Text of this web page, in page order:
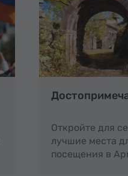
Откройте для
лучшие места
посещения в